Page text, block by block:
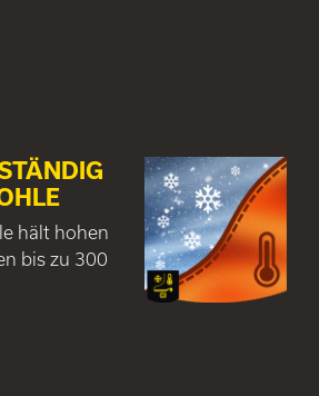
hält hohen
bis zu 300